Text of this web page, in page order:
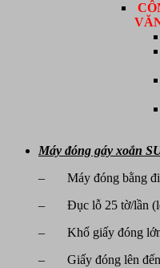
Máy đóng gáy xoắn
– Máy đóng bằng
– Đục lỗ 25 tờ/lần
– Khổ giấy đóng lớn
– Giấy đóng lên đến